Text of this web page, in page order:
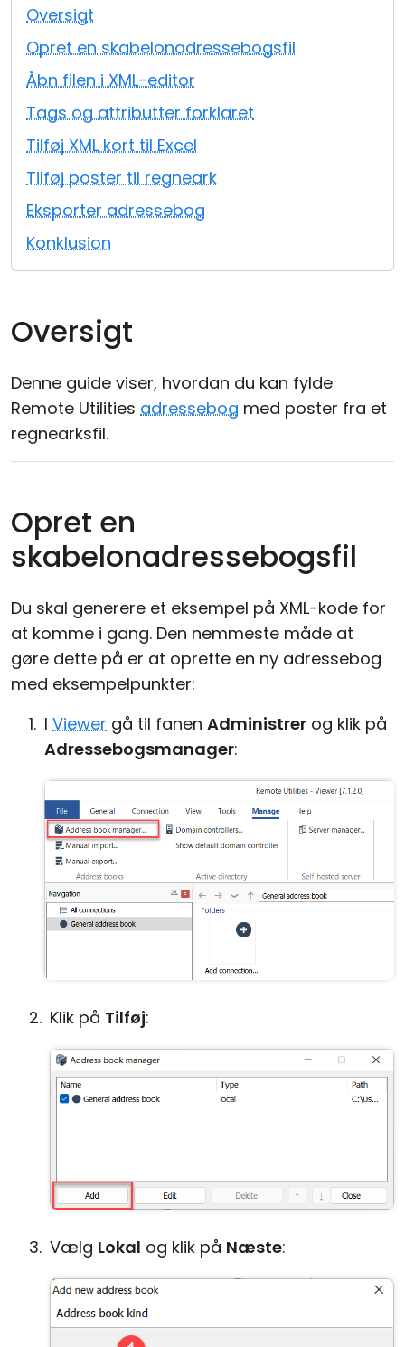
Oversigt
Opret en skabelonadressebogsfil
Åbn filen i XML-editor
Tags og attributter forklaret
Tilføj XML kort til Excel
Tilføj poster til regneark
Eksporter adressebog
Konklusion
Oversigt
Denne guide viser, hvordan du kan fylde
Remote Utilities adressebog med poster fra et
regnearksfil.
Opret en
skabelonadressebogsfil
Du skal generere et eksempel på XML-kode for
at komme i gang. Den nemmeste måde at
gøre dette på er at oprette en ny adressebog
med eksempelpunkter:
I Viewer gå til fanen Administrer og klik på
Adressebogsmanager:
Klik på Tilføj:
Vælg Lokal og klik på Næste:
Cloud og Lokalt